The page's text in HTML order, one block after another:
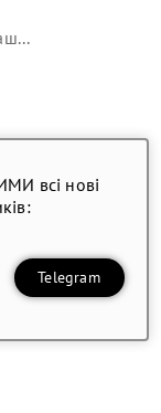
всі нові
Telegram